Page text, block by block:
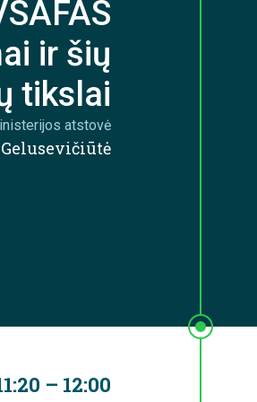
ir šių
tikslai
atstovė
– 12:00